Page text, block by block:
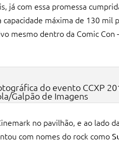
já com essa promessa
máxima de 130 mil
mesmo dentro da Comic Con
do evento CCXP
Galpão de Imagens
no pavilhão, e ao lado
com nomes do rock como